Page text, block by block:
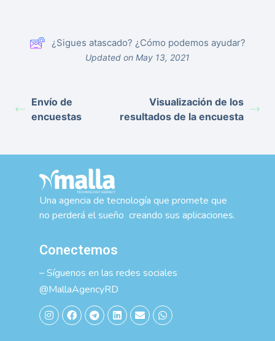
¿Sigues atascado? ¿Cómo podemos ayudar?
Updated on May 13, 2021
Envío de
encuestas
Visualización de los
resultados de la encuesta
Una agencia de tecnología que promete que
no perderá el sueño creando sus aplicaciones.
Conectemos
– Síguenos en las redes sociales
@MallaAgencyRD